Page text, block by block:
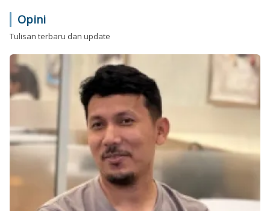
Opini
Tulisan terbaru dan update